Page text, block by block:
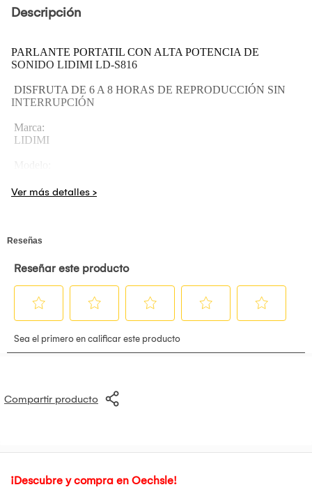
Descripción
PARLANTE PORTATIL CON ALTA POTENCIA DE
SONIDO LIDIMI LD-S816
DISFRUTA DE 6 A 8 HORAS DE REPRODUCCIÓN SIN
INTERRUPCIÓN
Marca:
LIDIMI
Duración de la batería:
Este parlante cuenta con una excelente potencia de sonido con
altavoz de 2x8W
20W
Radio FM integrada:
Conexión bluetooth:
Compartir producto
¡Descubre y compra en Oechsle!